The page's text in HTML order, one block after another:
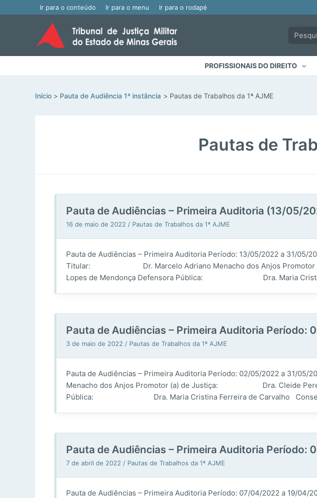
Ir para o conteúdo Ir para o menu Ir para o rodapé
PROFISSIONAIS DO DIREITO
Início Pauta de Audiência 1ª instância Pautas de Trabalhos da 1ª AJME
Pautas de
Pauta de Audiências – Primeira Auditoria (13/05/
16 de maio de 2022 / Pautas de Trabalhos da 1ª AJME
Pauta de Audiências – Primeira Auditoria Período: 13/05/2022 a 31/
Titular: Dr. Marcelo Adriano Menacho dos Anjos Promotor
Lopes de Mendonça Defensora Pública: Dra. Maria Cristina
Pauta de Audiências – Primeira Auditoria
3 de maio de 2022 / Pautas de Trabalhos da 1ª AJME
Pauta de Audiências – Primeira Auditoria Período: 02/05/2022 a
Menacho dos Anjos Promotor (a) de Justiça: Dra. Cleide Pereira
Pública: Dra. Maria Cristina Ferreira de Carvalho Conselho
Pauta de Audiências – Primeira Auditoria
7 de abril de 2022 / Pautas de Trabalhos da 1ª AJME
Pauta de Audiências – Primeira Auditoria Período: 07/04/2022 a